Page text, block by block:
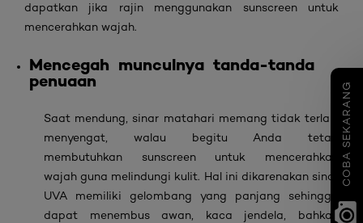
COBA SEKARANG
dapatkan jika rajin menggunakan sunscreen untuk
mencerahkan wajah.
Mencegah munculnya tanda-tanda
penuaan
Saat mendung, sinar matahari memang tidak terlalu
menyengat, walau begitu Anda tetap
membutuhkan sunscreen untuk mencerahkan
wajah guna melindungi kulit. Hal ini dikarenakan sinar
UVA memiliki gelombang yang panjang sehingga
dapat menembus awan, kaca jendela, bahkan